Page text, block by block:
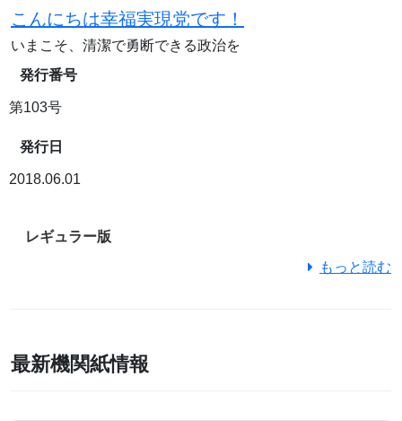
こんにちは幸福実現党です！
いまこそ、清潔で勇断できる政治を
発行番号
第103号
発行日
2018.06.01
レギュラー版
もっと読む
最新機関紙情報